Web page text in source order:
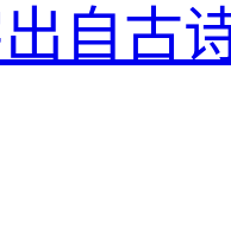
自古